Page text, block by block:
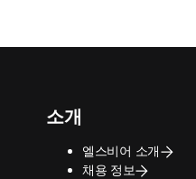
소개
엘스비어 소개
채용 정보